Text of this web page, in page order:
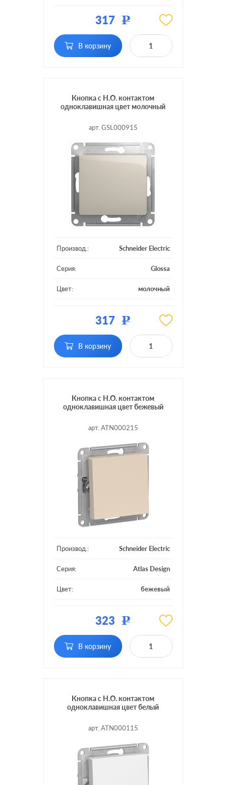
317 Р
В корзину
Кнопка с Н.О. контактом
одноклавишная цвет молочный
арт. GSL000915
Производ.: Schneider Electric
Серия: Glossa
Цвет: молочный
317 Р
В корзину
Кнопка с Н.О. контактом
одноклавишная цвет бежевый
арт. ATN000215
Производ.: Schneider Electric
Серия: Atlas Design
Цвет: бежевый
323 Р
В корзину
Кнопка с Н.О. контактом
одноклавишная цвет белый
арт. ATN000115